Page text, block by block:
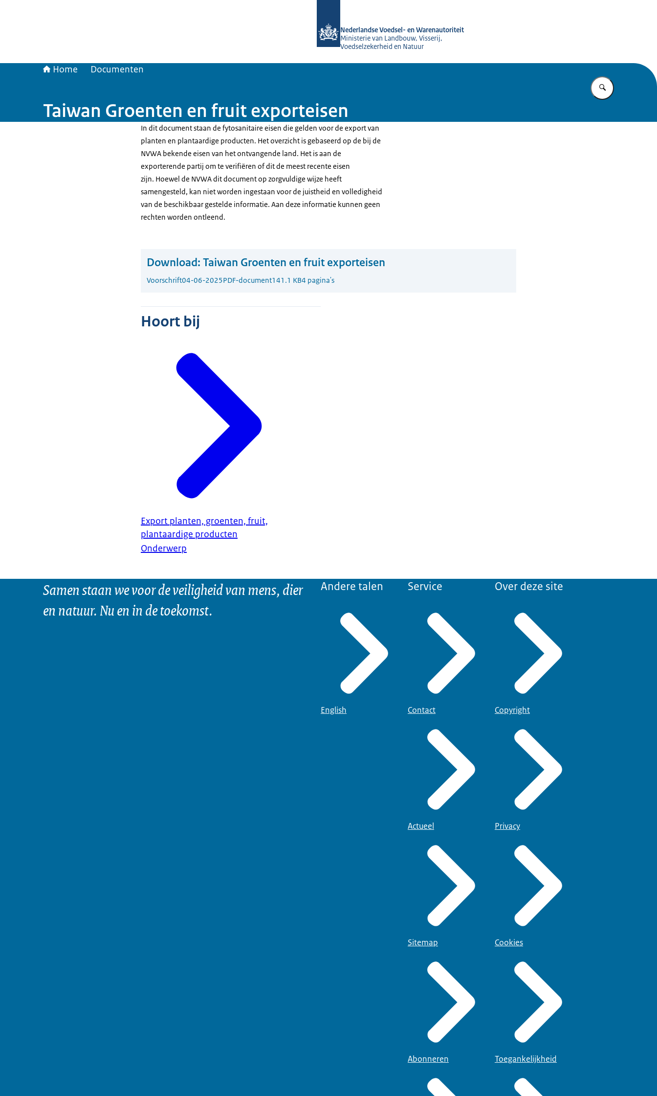
Nederlandse Voedsel- en Warenautoriteit
Ministerie van Landbouw, Visserij,
Voedselzekerheid en Natuur
Home Documenten
Vul in wat u
Taiwan Groenten en fruit exporteisen
In dit document staan de fytosanitaire eisen die gelden voor de export van
planten en plantaardige producten. Het overzicht is gebaseerd op de bij de
NVWA bekende eisen van het ontvangende land. Het is aan de
exporterende partij om te verifiëren of dit de meest recente eisen
zijn. Hoewel de NVWA dit document op zorgvuldige wijze heeft
samengesteld, kan niet worden ingestaan voor de juistheid en volledigheid
van de beschikbaar gestelde informatie. Aan deze informatie kunnen geen
rechten worden ontleend.
Download: Taiwan Groenten en fruit exporteisen
Voorschrift04-06-2025PDF-document141.1 KB4 pagina's
Hoort bij
Export planten, groenten, fruit,
plantaardige producten
Onderwerp
Samen staan we voor de veiligheid van mens, dier
en natuur. Nu en in de toekomst.
Andere talen
English
Service
Contact
Actueel
Sitemap
Abonneren
Over deze site
Copyright
Privacy
Cookies
Toegankelijkheid